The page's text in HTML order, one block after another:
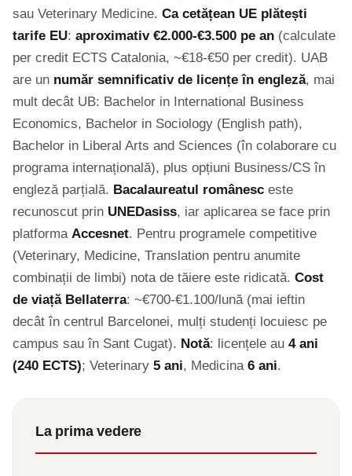
sau Veterinary Medicine. Ca cetățean UE plătești
tarife EU: aproximativ €2.000-€3.500 pe an (calculate
per credit ECTS Catalonia, ~€18-€50 per credit). UAB
are un număr semnificativ de licențe în engleză, mai
mult decât UB: Bachelor in International Business
Economics, Bachelor in Sociology (English path),
Bachelor in Liberal Arts and Sciences (în colaborare cu
programa internațională), plus opțiuni Business/CS în
engleză parțială. Bacalaureatul românesc este
recunoscut prin UNEDasiss, iar aplicarea se face prin
platforma Accesnet. Pentru programele competitive
(Veterinary, Medicine, Translation pentru anumite
combinații de limbi) nota de tăiere este ridicată. Cost
de viață Bellaterra: ~€700-€1.100/lună (mai ieftin
decât în centrul Barcelonei, mulți studenți locuiesc pe
campus sau în Sant Cugat). Notă: licențele au 4 ani
(240 ECTS); Veterinary 5 ani, Medicina 6 ani.
La prima vedere